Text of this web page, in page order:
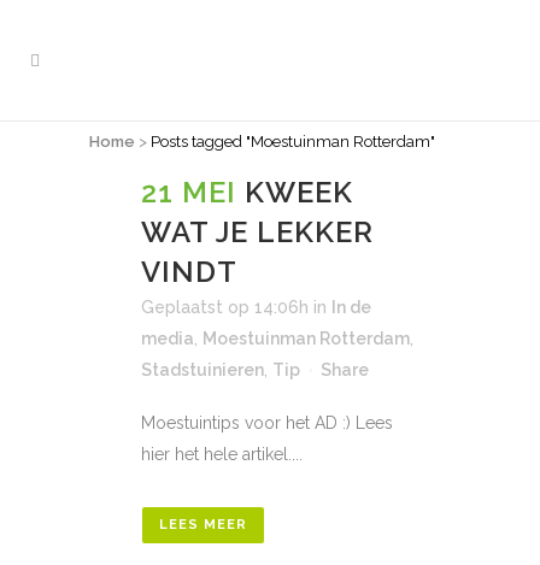
MOESTUINMAN ROTTERDAM TAG
Home > Posts tagged "Moestuinman Rotterdam"
21 MEI KWEEK
WAT JE LEKKER
VINDT
Geplaatst op 14:06h in
In de
media
Moestuinman Rotterdam
Stadstuinieren Tip Share
Moestuintips voor het AD :) Lees
hier het hele artikel....
LEES MEER